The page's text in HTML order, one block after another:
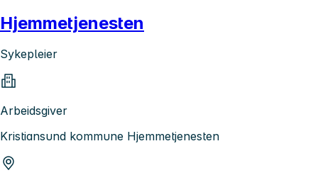
Hjemmetjenesten
Sykepleier
Arbeidsgiver
Kristiansund kommune Hjemmetjenesten